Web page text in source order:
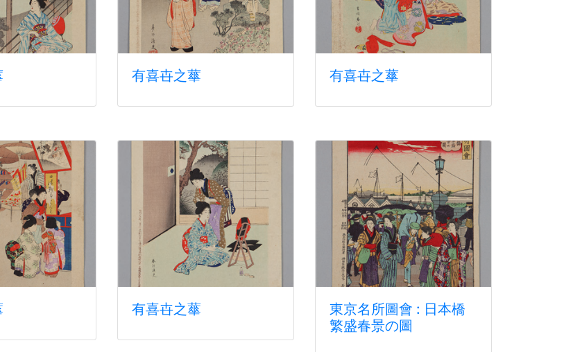
有喜卋之蕐 有喜卋之蕐
有喜卋之蕐
東京名所圖會 : 日本橋
繁盛春景の圖